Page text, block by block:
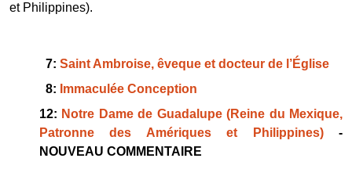
et Philippines).
7: Saint Ambroise, êveque et docteur de l’Église
8: Immaculée Conception
12: Notre Dame de Guadalupe (Reine du Mexique,
Patronne des Amériques et Philippines)-
NOUVEAU COMMENTAIRE